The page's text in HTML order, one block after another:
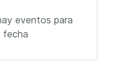
eventos para
fecha